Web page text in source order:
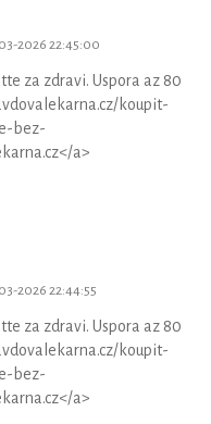
2026 22:45:00
za zdravi. Uspora az 80
koupit-
bez-
a>
2026 22:44:55
za zdravi. Uspora az 80
koupit-
bez-
a>